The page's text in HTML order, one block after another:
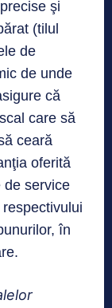
şi
(tilul
de
de unde
că
care să
ceară
oferită
de service
în